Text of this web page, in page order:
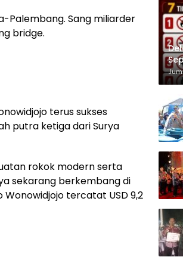
Palembang. Sang miliarder
bridge.
terus sukses
putra ketiga dari Surya
rokok modern serta
sekarang berkembang di
Wonowidjojo tercatat USD 9,2